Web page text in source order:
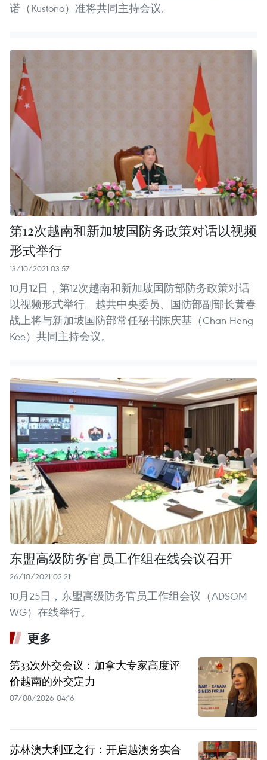
诺（Kustono）准将共同主持会议。
第12次越南和新加坡国防务政策对话以视频
形式举行
13/10/2021 03:57
10月12日，第12次越南和新加坡国防部防务政策对话
以视频形式举行。越共中央委员、国防部副部长黄春
战上将与新加坡国防部常任秘书陈庆基（Chan Heng
Kee）共同主持会议。
东盟高级防务官员工作组在线会议召开
26/10/2021 02:21
10月25日，东盟高级防务官员工作组会议（ADSOM
WG）在线举行。
更多
第33次外交会议：加拿大专家高度评
价越南的外交定力
07/08/2026 04:16
苏林澳大利亚之行：开启越澳务实合